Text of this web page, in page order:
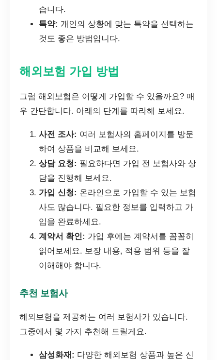
습니다.
특약: 개인의 상황에 맞는 특약을 선택하는
것도 좋은 방법입니다.
해외보험 가입 방법
그럼 해외보험은 어떻게 가입할 수 있을까요? 매
우 간단합니다. 아래의 단계를 따라해 보세요.
사전 조사: 여러 보험사의 홈페이지를 방문
하여 상품을 비교해 보세요.
상담 요청: 필요하다면 가입 전 보험사와 상
담을 진행해 보세요.
가입 신청: 온라인으로 가입할 수 있는 보험
사도 많습니다. 필요한 정보를 입력하고 가
입을 완료하세요.
계약서 확인: 가입 후에는 계약서를 꼼꼼히
읽어보세요. 보장 내용, 적용 범위 등을 잘
이해해야 합니다.
추천 보험사
해외보험을 제공하는 여러 보험사가 있습니다.
그중에서 몇 가지 추천해 드릴게요.
삼성화재: 다양한 해외보험 상품과 높은 신